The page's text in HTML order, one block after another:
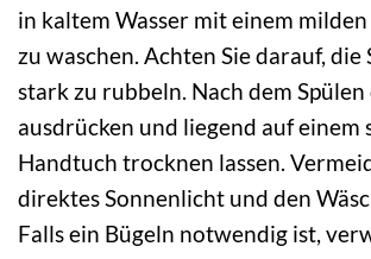
in kaltem Wasser mit einem
zu waschen. Achten Sie darauf, die
stark zu rubbeln. Nach dem
ausdrücken und liegend auf einem
Handtuch trocknen lassen.
direktes Sonnenlicht und den
Falls ein Bügeln notwendig ist,